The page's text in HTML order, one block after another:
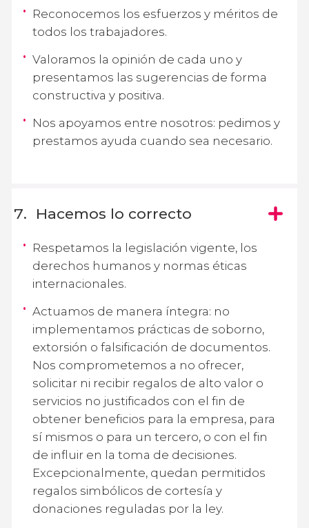
Reconocemos los esfuerzos y méritos de
todos los trabajadores.
Valoramos la opinión de cada uno y
presentamos las sugerencias de forma
constructiva y positiva.
Nos apoyamos entre nosotros: pedimos y
prestamos ayuda cuando sea necesario.
Hacemos lo correcto
Respetamos la legislación vigente, los
derechos humanos y normas éticas
internacionales.
Actuamos de manera íntegra: no
implementamos prácticas de soborno,
extorsión o falsificación de documentos.
Nos comprometemos a no ofrecer,
solicitar ni recibir regalos de alto valor o
servicios no justificados con el fin de
obtener beneficios para la empresa, para
sí mismos o para un tercero, o con el fin
de influir en la toma de decisiones.
Excepcionalmente, quedan permitidos
regalos simbólicos de cortesía y
donaciones reguladas por la ley.